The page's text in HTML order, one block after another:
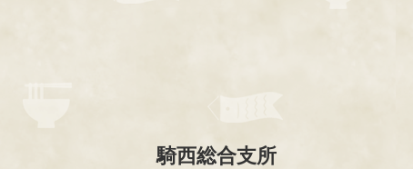
騎西総合支所